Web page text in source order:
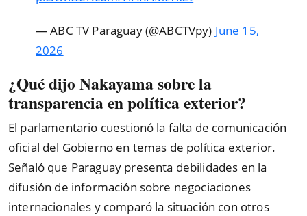
— ABC TV Paraguay (@ABCTVpy) June 15,
2026
¿Qué dijo Nakayama sobre la
transparencia en política exterior?
El parlamentario cuestionó la falta de comunicación
oficial del Gobierno en temas de política exterior.
Señaló que Paraguay presenta debilidades en la
difusión de información sobre negociaciones
internacionales y comparó la situación con otros